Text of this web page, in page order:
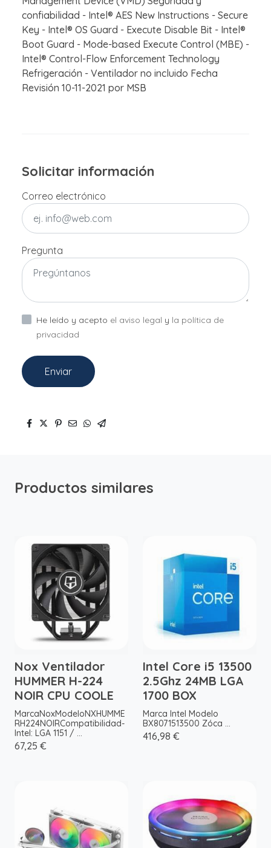
confiabilidad - Intel® AES New Instructions - Secure
Key - Intel® OS Guard - Execute Disable Bit - Intel®
Boot Guard - Mode-based Execute Control (MBE) -
Intel® Control-Flow Enforcement Technology
Refrigeración - Ventilador no incluido Fecha
Revisión 10-11-2021 por MSB
Solicitar información
Correo electrónico
Pregunta
He leído y acepto el aviso legal y la política de
privacidad
Enviar
Productos similares
Nox Ventilador
HUMMER H-224
NOIR CPU COOLE
MarcaNoxModeloNXHUMME
RH224NOIRCompatibilidad-
Intel: LGA 1151 / ...
67,25 €
Intel Core i5 13500
2.5Ghz 24MB LGA
1700 BOX
Marca Intel Modelo
BX8071513500 Zóca ...
416,98 €